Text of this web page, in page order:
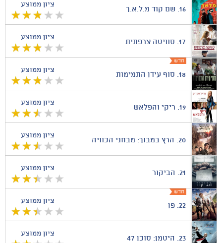
ציון ממוצע
16. שם קוד מ.ל.א.ך
ציון ממוצע
17. סוויטה צרפתית
ציון ממוצע
18. סוף עידן התמימות
ציון ממוצע
19. ריקי והפלאש
ציון ממוצע
20. הרץ במבוך: מבחני הכוויה
ציון ממוצע
21. הביקור
ציון ממוצע
22. פן
ציון ממוצע
23. היטמן: סוכן 47